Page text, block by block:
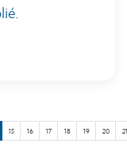
15 16 17 18 19 20 21